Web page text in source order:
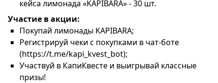
кейса лимонада «KAPIBARA» - 30 шт.
Участие в акции:
Покупай лимонады KAPIBARA;
Регистрируй чеки с покупками в чат-боте
(https://t.me/kapi_kvest_bot);
Участвуй в КапиКвесте и выигрывай классные
призы!